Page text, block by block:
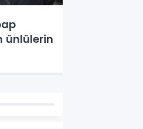
ünlülerin